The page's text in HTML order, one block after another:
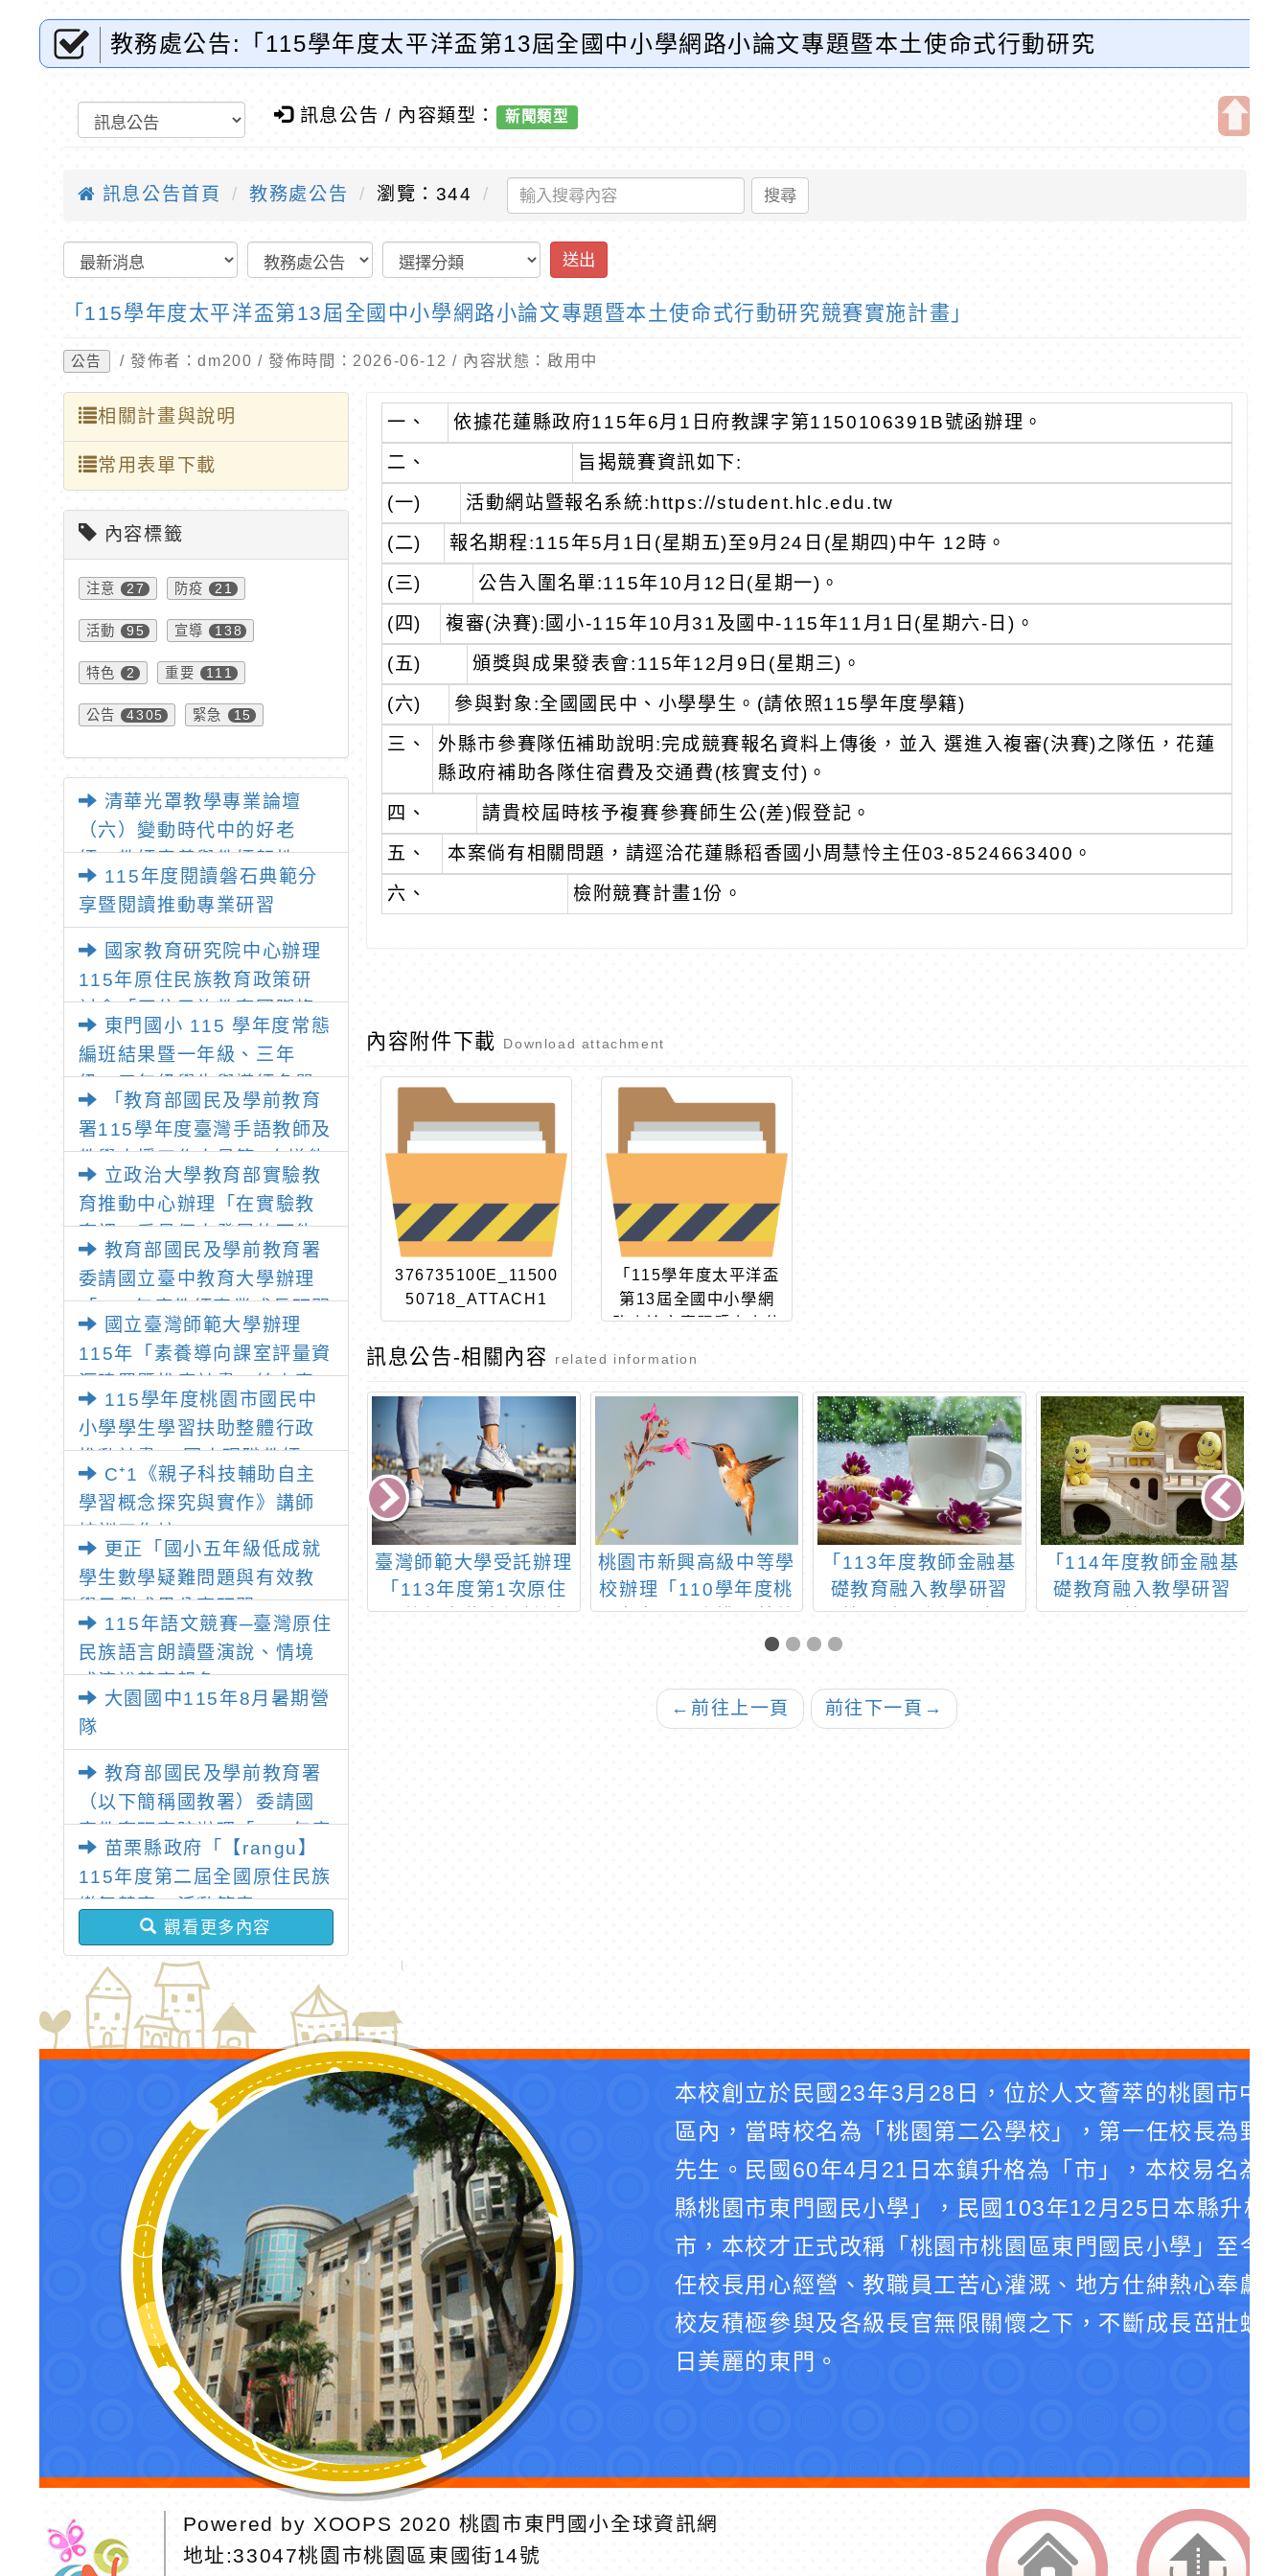
教務處公告:「115學年度太平洋盃第13屆全國中小學網路小論文專題暨本土使命式行動研究
訊息公告 / 內容類型： 新聞類型
訊息公告首頁 教務處公告 瀏覽：344 搜尋
送出
「115學年度太平洋盃第13屆全國中小學網路小論文專題暨本土使命式行動研究競賽實施計畫」
公告 / 發佈者：dm200 / 發佈時間：2026-06-12 / 內容狀態：啟用中
相關計畫與說明
常用表單下載
內容標籤
注意 27 防疫 21
活動 95 宣導 138
特色 2 重要 111
公告 4305 緊急 15
清華光罩教學專業論壇
（六）變動時代中的好老
師：教師素養與教師韌性
115年度閱讀磐石典範分
享暨閱讀推動專業研習
國家教育研究院中心辦理
115年原住民族教育政策研
討會「原住民族教育國際趨
勢與發展」
東門國小 115 學年度常態
編班結果暨一年級、三年
級、五年級學生與導師名單
「教育部國民及學前教育
署115學年度臺灣手語教師及
教學支援工作人員第1次增能
暨回訓研習實施計畫」1份
立政治大學教育部實驗教
育推動中心辦理「在實驗教
育裡，看見個人發展的可能
性」推廣講座
教育部國民及學前教育署
委請國立臺中教育大學辦理
「115年度教師專業成長研習
—「夢的N次方」實踐家論壇
（中區臺中場）」
國立臺灣師範大學辦理
115年「素養導向課室評量資
源建置暨推廣計畫」線上專
題講座之報名資訊
115學年度桃園市國民中
小學學生學習扶助整體行政
推動計畫 —國小現職教師8
小時認證研習
C⁺1《親子科技輔助自主
學習概念探究與實作》講師
培訓工作坊
更正「國小五年級低成就
學生數學疑難問題與有效教
學示例成果分享研習」
115年語文競賽─臺灣原住
民族語言朗讀暨演說、情境
式演說競賽報名
大園國中115年8月暑期營
隊
教育部國民及學前教育署
（以下簡稱國教署）委請國
家教育研究院辦理「115年度
教學基地學校各領域教師暑
假共同備課研習」
苗栗縣政府「【rangu】
115年度第二屆全國原住民族
樂舞競賽」活動簡章
觀看更多內容
一、
依據花蓮縣政府115年6月1日府教課字第1150106391B號函辦理。
二、
旨揭競賽資訊如下:
(一)
活動網站曁報名系統:https://student.hlc.edu.tw
(二)
報名期程:115年5月1日(星期五)至9月24日(星期四)中午 12時。
(三)
公告入圍名單:115年10月12日(星期一)。
(四)
複審(決賽):國小-115年10月31及國中-115年11月1日(星期六-日)。
(五)
頒獎與成果發表會:115年12月9日(星期三)。
(六)
參與對象:全國國民中、小學學生。(請依照115學年度學籍)
三、
外縣市參賽隊伍補助說明:完成競賽報名資料上傳後，並入 選進入複審(決賽)之隊伍，花蓮
縣政府補助各隊住宿費及交通費(核實支付)。
四、
請貴校屆時核予複賽參賽師生公(差)假登記。
五、
本案倘有相關問題，請逕洽花蓮縣稻香國小周慧怜主任03-8524663400。
六、
檢附競賽計畫1份。
內容附件下載 Download attachment
376735100E_11500
50718_ATTACH1
「115學年度太平洋盃
第13屆全國中小學網
路小論文專題暨本土使
訊息公告-相關內容 related information
就是要想想」
座(桃園場)
110年中小學媒體素養
教案設計競賽徵選計畫
臺灣師範大學受託辦理
「113年度第1次原住
民族語言能力認證測
桃園市新興高級中等學
校辦理「110學年度桃
園市市長盃小桃子英數
競賽」，因疫情延期至
日）舉行
「113年度教師金融基
礎教育融入教學研習
營」活動資訊一案
「114年度教師金融基
礎教育融入教學研習
營」
← 前往上一頁 前往下一頁 →
本校創立於民國23年3月28日，位於人文薈萃的桃園市中
區內，當時校名為「桃園第二公學校」，第一任校長為野
先生。民國60年4月21日本鎮升格為「市」，本校易名為
縣桃園市東門國民小學」，民國103年12月25日本縣升格
市，本校才正式改稱「桃園市桃園區東門國民小學」至今
任校長用心經營、教職員工苦心灌溉、地方仕紳熱心奉獻
校友積極參與及各級長官無限關懷之下，不斷成長茁壯蛻
日美麗的東門。
Powered by XOOPS 2020 桃園市東門國小全球資訊網
地址:33047桃園市桃園區東國街14號